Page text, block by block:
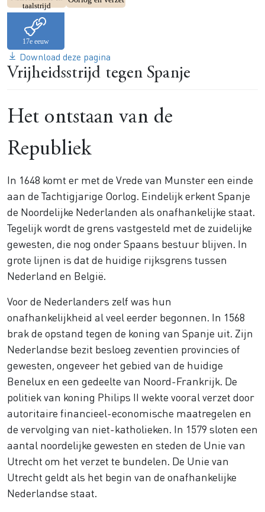
taalstrijd
Download deze pagina
Vrijheidsstrijd tegen Spanje
Het ontstaan van de
Republiek
In 1648 komt er met de Vrede van Munster een einde
aan de Tachtigjarige Oorlog. Eindelijk erkent Spanje
de Noordelijke Nederlanden als onafhankelijke staat.
Tegelijk wordt de grens vastgesteld met de zuidelijke
gewesten, die nog onder Spaans bestuur blijven. In
grote lijnen is dat de huidige rijksgrens tussen
Nederland en België.
Voor de Nederlanders zelf was hun
onafhankelijkheid al veel eerder begonnen. In 1568
brak de opstand tegen de koning van Spanje uit. Zijn
Nederlandse bezit besloeg zeventien provincies of
gewesten, ongeveer het gebied van de huidige
Benelux en een gedeelte van Noord-Frankrijk. De
politiek van koning Philips II wekte vooral verzet door
autoritaire financieel-economische maatregelen en
de vervolging van niet-katholieken. In 1579 sloten een
aantal noordelijke gewesten en steden de Unie van
Utrecht om het verzet te bundelen. De Unie van
Utrecht geldt als het begin van de onafhankelijke
Nederlandse staat.